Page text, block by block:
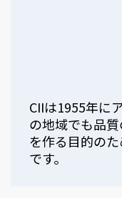
CIIは1955年に
の地域でも品
を作る目的の
です。